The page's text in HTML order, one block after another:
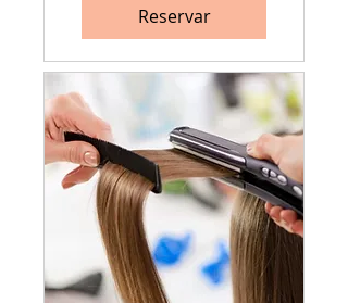
Reservar